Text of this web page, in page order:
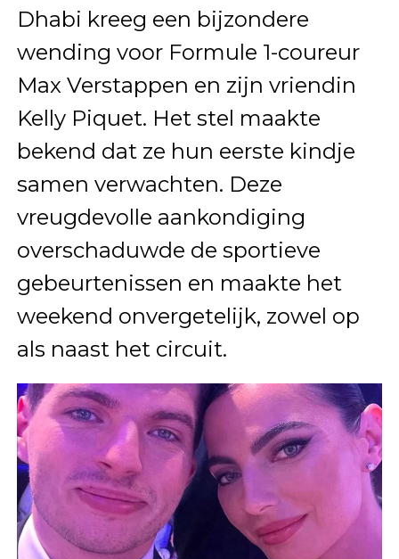
Dhabi kreeg een bijzondere
wending voor Formule 1-coureur
Max Verstappen en zijn vriendin
Kelly Piquet. Het stel maakte
bekend dat ze hun eerste kindje
samen verwachten. Deze
vreugdevolle aankondiging
overschaduwde de sportieve
gebeurtenissen en maakte het
weekend onvergetelijk, zowel op
als naast het circuit.